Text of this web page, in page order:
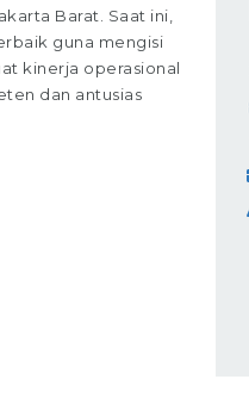
Barat. Saat ini,
guna mengisi
kinerja operasional
dan antusias